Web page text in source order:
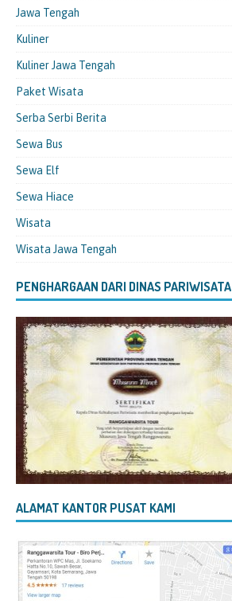
Jawa Tengah
Kuliner
Kuliner Jawa Tengah
Paket Wisata
Serba Serbi Berita
Sewa Bus
Sewa Elf
Sewa Hiace
Wisata
Wisata Jawa Tengah
PENGHARGAAN DARI DINAS PARIWISATA
ALAMAT KANTOR PUSAT KAMI